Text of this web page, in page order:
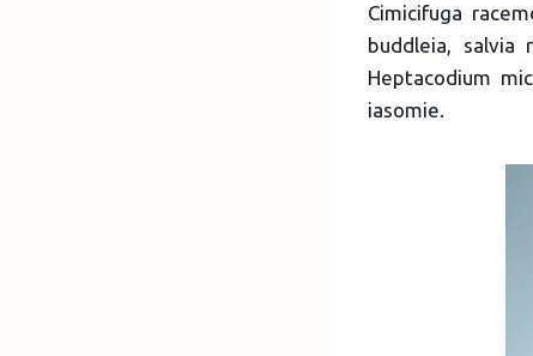
Cimicifuga
buddleia, salvia
Heptacodium
iasomie.